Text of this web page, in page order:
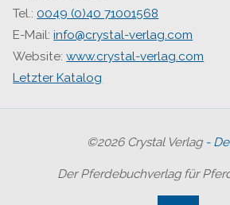
Tel.: 0049 (0)40 71001568
E-Mail:info@crystal-verlag.com
Website:www.crystal-verlag.com
Letzter Katalog
©2026 Crystal Verlag -
Der Pferdebuchverlag für